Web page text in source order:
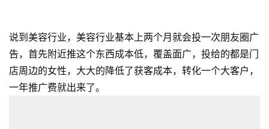
说到美容行业，美容行业基本上两个月就会投一次朋友圈广
告，首先附近推这个东西成本低，覆盖面广，投给的都是门
店周边的女性，大大的降低了获客成本，转化一个大客户，
一年推广费就出来了。